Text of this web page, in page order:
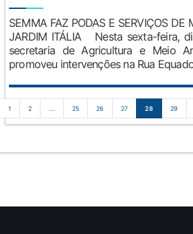
SEMMA FAZ PODAS E SERVIÇOS DE
JARDIM ITÁLIA Nesta sexta-feira,
secretaria de Agricultura e Meio
promoveu intervenções na Rua
1 2 ... 25 26 27 28 29